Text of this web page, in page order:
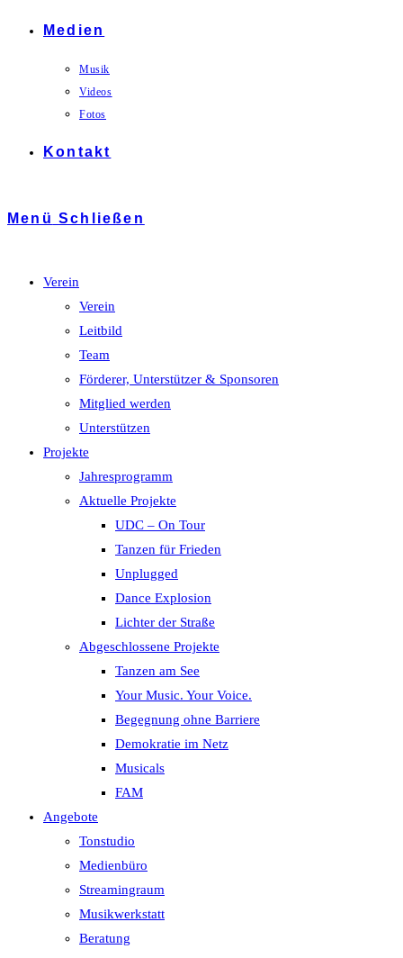
Medien
Musik
Videos
Fotos
Kontakt
Menü Schließen
Verein
Verein
Leitbild
Team
Förderer, Unterstützer & Sponsoren
Mitglied werden
Unterstützen
Projekte
Jahresprogramm
Aktuelle Projekte
UDC – On Tour
Tanzen für Frieden
Unplugged
Dance Explosion
Lichter der Straße
Abgeschlossene Projekte
Tanzen am See
Your Music. Your Voice.
Begegnung ohne Barriere
Demokratie im Netz
Musicals
FAM
Angebote
Tonstudio
Medienbüro
Streamingraum
Musikwerkstatt
Beratung